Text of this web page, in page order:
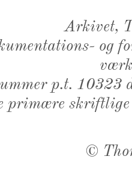
Arkivet,
og
p.t. 10323
primære
©